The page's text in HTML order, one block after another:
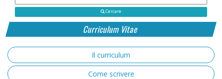
Cercare
Curriculum Vitae
Il curriculum
Come scrivere